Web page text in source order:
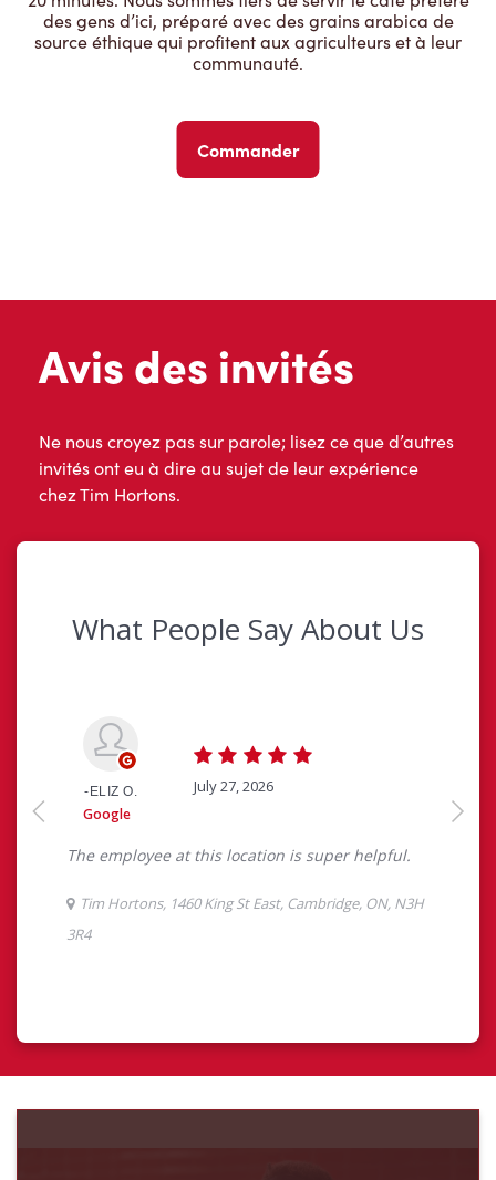
des gens d’ici, préparé avec des grains arabica de
source éthique qui profitent aux agriculteurs et à leur
communauté.
Commander
Avis des invités
Ne nous croyez pas sur parole; lisez ce que d’autres
invités ont eu à dire au sujet de leur expérience
chez Tim Hortons.